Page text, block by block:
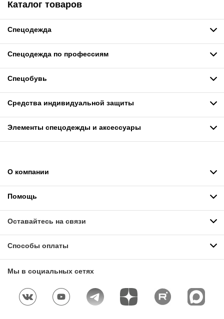
Каталог товаров
Спецодежда
Спецодежда по профессиям
Спецобувь
Средства индивидуальной защиты
Элементы спецодежды и аксессуары
О компании
Помощь
Оставайтесь на связи
Способы оплаты
Мы в социальных сетях